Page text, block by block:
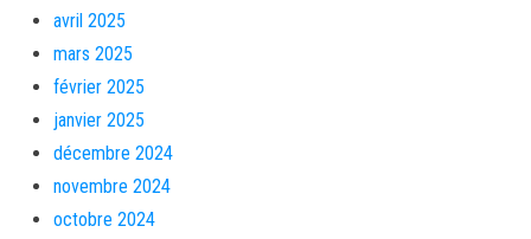
avril 2025
mars 2025
février 2025
janvier 2025
décembre 2024
novembre 2024
octobre 2024